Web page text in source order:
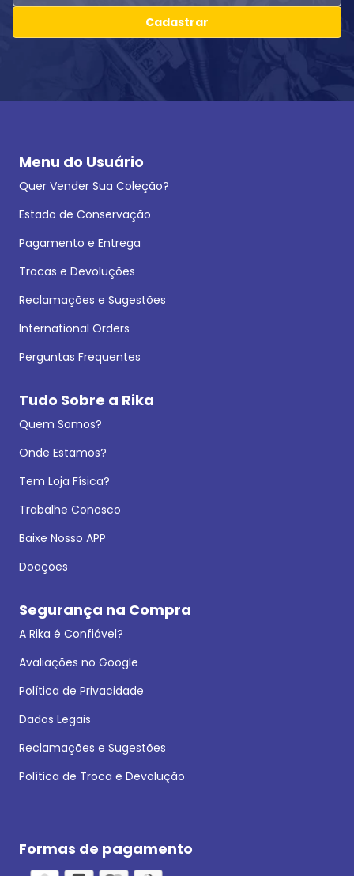
Cadastrar
Menu do Usuário
Quer Vender Sua Coleção?
Estado de Conservação
Pagamento e Entrega
Trocas e Devoluções
Reclamações e Sugestões
International Orders
Perguntas Frequentes
Tudo Sobre a Rika
Quem Somos?
Onde Estamos?
Tem Loja Física?
Trabalhe Conosco
Baixe Nosso APP
Doações
Segurança na Compra
A Rika é Confiável?
Avaliações no Google
Política de Privacidade
Dados Legais
Reclamações e Sugestões
Política de Troca e Devolução
Formas de pagamento